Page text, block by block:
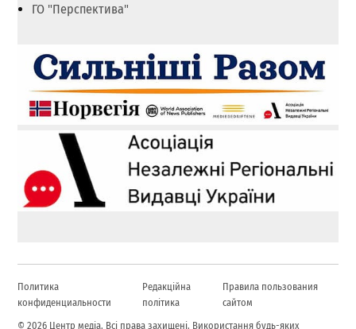
ГО "Перспектива"
Политика
конфиденциальности
Редакційна
політика
Правила пользования
сайтом
© 2026 Центр медіа. Всі права захищені. Використання будь-яких